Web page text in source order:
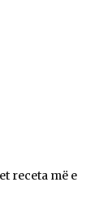
receta më e